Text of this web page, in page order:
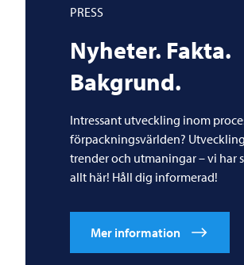
PRESS
Nyheter. Fakta.
Bakgrund.
Intressant utveckling inom
förpackningsvärlden?
trender och utmaningar – vi har
allt här! Håll dig informerad!
Mer information